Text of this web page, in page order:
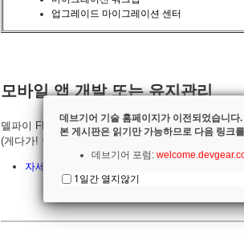
업그레이드 마이그레이션 센터
모바일 앱 개발 또는 유지관리
델파이 FMX(파이어몽키)는 쉽게 배워 수준 높은 멀
(게다가! 안드로이드, iOS, 윈도우, 맥 앱을 단일 소스
자세히 보기:
데브기어 기술 홈페이지가 이전되었습니다.
본 게시판은 읽기만 가능하므로 다음 링크
데브기어 포럼:
1일간 열지않기